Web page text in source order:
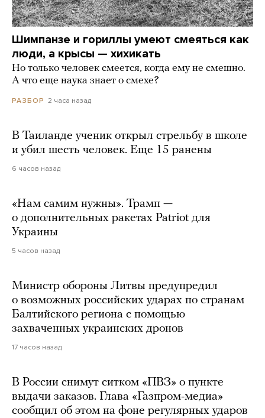
Шимпанзе и гориллы умеют смеяться как
люди, а крысы — хихикать
Но только человек смеется, когда ему не смешно.
А что еще наука знает о смехе?
РАЗБОР 2 часа назад
В Таиланде ученик открыл стрельбу в школе
и убил шесть человек. Еще 15 ранены
6 часов назад
«Нам самим нужны». Трамп —
о дополнительных ракетах Patriot для
Украины
5 часов назад
Министр обороны Литвы предупредил
о возможных российских ударах по странам
Балтийского региона с помощью
захваченных украинских дронов
17 часов назад
В России снимут ситком «ПВЗ» о пункте
выдачи заказов. Глава «Газпром-медиа»
сообщил об этом на фоне регулярных ударов